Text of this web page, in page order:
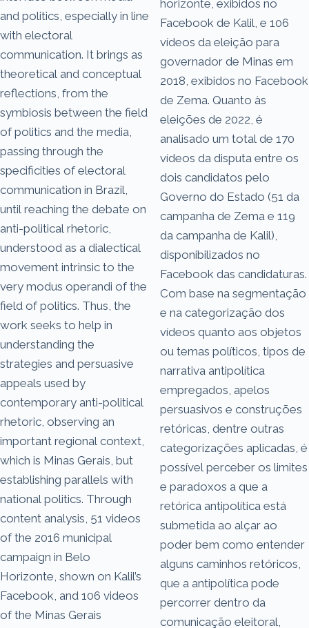
and politics, especially in line
with electoral
communication. It brings as
theoretical and conceptual
reflections, from the
symbiosis between the field
of politics and the media,
passing through the
specificities of electoral
communication in Brazil,
until reaching the debate on
anti-political rhetoric,
understood as a dialectical
movement intrinsic to the
very modus operandi of the
field of politics. Thus, the
work seeks to help in
understanding the
strategies and persuasive
appeals used by
contemporary anti-political
rhetoric, observing an
important regional context,
which is Minas Gerais, but
establishing parallels with
national politics. Through
content analysis, 51 videos
of the 2016 municipal
campaign in Belo
Horizonte, shown on Kalil’s
Facebook, and 106 videos
of the Minas Gerais
horizonte, exibidos no
Facebook de Kalil, e 106
vídeos da eleição para
governador de Minas em
2018, exibidos no Facebook
de Zema. Quanto às
eleições de 2022, é
analisado um total de 170
vídeos da disputa entre os
dois candidatos pelo
Governo do Estado (51 da
campanha de Zema e 119
da campanha de Kalil),
disponibilizados no
Facebook das candidaturas.
Com base na segmentação
e na categorização dos
vídeos quanto aos objetos
ou temas políticos, tipos de
narrativa antipolítica
empregados, apelos
persuasivos e construções
retóricas, dentre outras
categorizações aplicadas, é
possível perceber os limites
e paradoxos a que a
retórica antipolítica está
submetida ao alçar ao
poder bem como entender
alguns caminhos retóricos,
que a antipolítica pode
percorrer dentro da
comunicação eleitoral,